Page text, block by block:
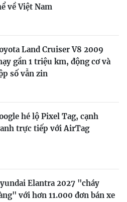
về Việt Nam
Land Cruiser V8 2009
gần 1 triệu km, động cơ và
số vẫn zin
hé lộ Pixel Tag, cạnh
trực tiếp với AirTag
Elantra 2027 "cháy
với hơn 11.000 đơn bán xe